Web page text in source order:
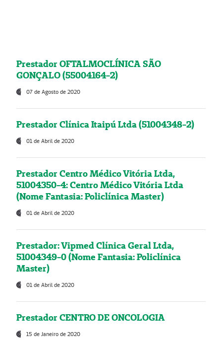
Prestador OFTALMOCLÍNICA SÃO
GONÇALO (55004164-2)
07 de Agosto de 2020
Prestador Clínica Itaipú Ltda (51004348-2)
01 de Abril de 2020
Prestador Centro Médico Vitória Ltda,
51004350-4: Centro Médico Vitória Ltda
(Nome Fantasia: Policlínica Master)
01 de Abril de 2020
Prestador: Vipmed Clínica Geral Ltda,
51004349-0 (Nome Fantasia: Policlínica
Master)
01 de Abril de 2020
Prestador CENTRO DE ONCOLOGIA
15 de Janeiro de 2020